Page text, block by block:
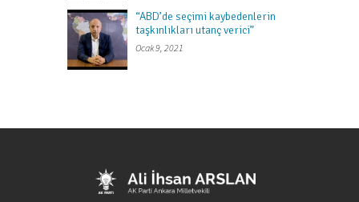
“ABD’de seçimi kaybedenlerin
taşkınlıkları utanç verici”
Ocak 9, 2021